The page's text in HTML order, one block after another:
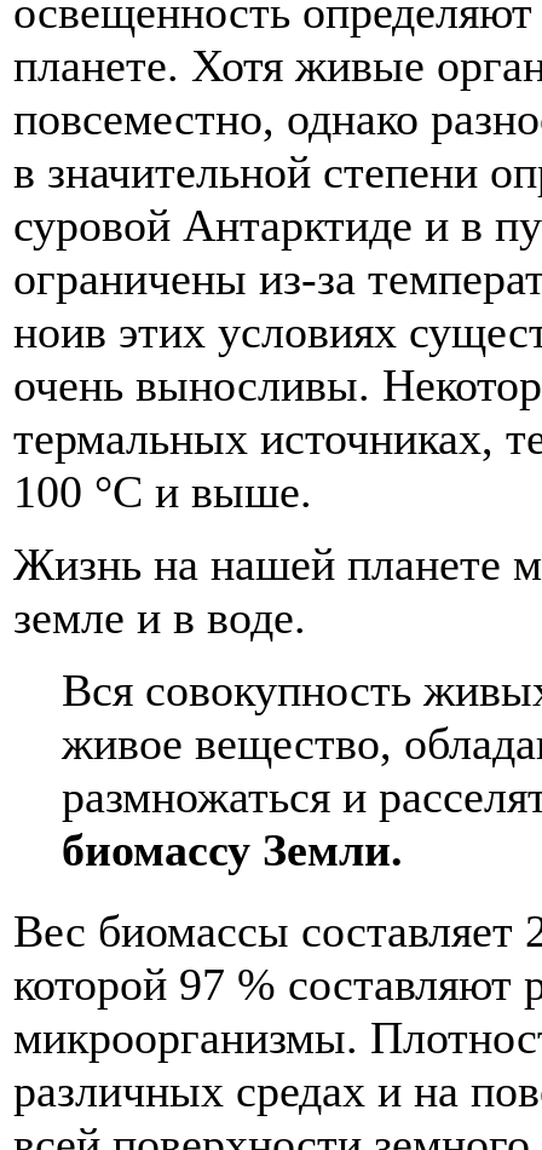
освещенность
планете. Хотя живые
повсеместно, однако
в значительной степени
суровой Антарктиде и в
ограничены из-за
ноив этих условиях
очень выносливы.
термальных источниках,
100 °C и выше.
Жизнь на нашей планете
земле и в воде.
Вся совокупность
живое вещество,
размножаться и
биомассу Земли.
Вес биомассы составляет
которой 97 %
микроорганизмы.
различных средах и на